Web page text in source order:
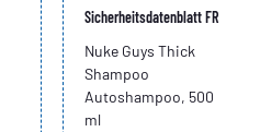
Sicherheitsdatenblatt FR
Nuke Guys Thick
Shampoo
Autoshampoo, 500
ml